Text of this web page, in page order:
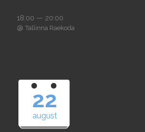
18:00 — 20:00
@ Tallinna Raekoda
22
august